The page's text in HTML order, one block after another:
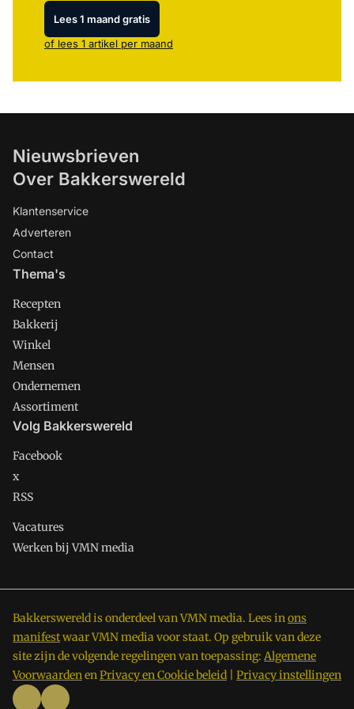
Lees 1 maand gratis
of lees 1 artikel per maand
Nieuwsbrieven
Over Bakkerswereld
Klantenservice
Adverteren
Contact
Thema's
Recepten
Bakkerij
Winkel
Mensen
Ondernemen
Assortiment
Volg Bakkerswereld
Facebook
x
RSS
Vacatures
Werken bij VMN media
Bakkerswereld is onderdeel van VMN media. Lees inons
manifestwaar VMN media voor staat. Op gebruik van deze
site zijn de volgende regelingen van toepassing: Algemene
VoorwaardenenPrivacy en Cookie beleid Privacy instellingen